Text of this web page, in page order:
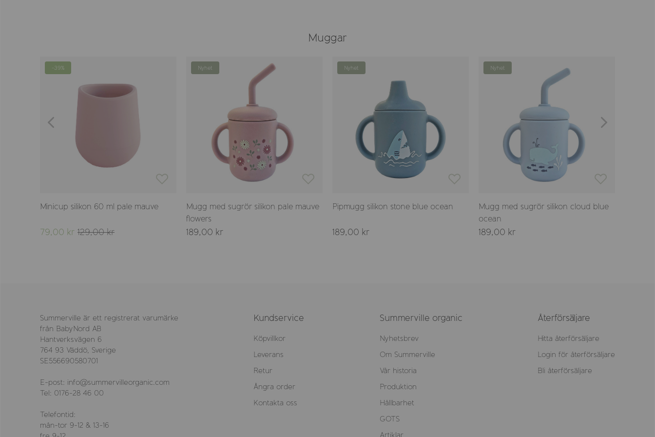
Muggar
-39%
Minicup silikon 60 ml pale mauve
79,00 kr 129,00 kr
Nyhet
Mugg med sugrör silikon pale mauve
flowers
189,00 kr
Nyhet
Pipmugg silikon stone blue ocean
189,00 kr
Nyhet
Mugg med sugrör silikon cloud blue
ocean
189,00 kr
Summerville är ett registrerat varumärke
från BabyNord AB
Hantverksvägen 6
764 93 Väddö, Sverige
SE556690580701
E-post: info@summervilleorganic.com
Tel: 0176-28 46 00
Telefontid:
mån-tor 9-12 & 13-16
Kundservice
Köpvillkor
Leverans
Retur
Ångra order
Kontakta oss
Summerville organic
Nyhetsbrev
Om Summerville
Vår historia
Produktion
Hållbarhet
GOTS
Artiklar
Återförsäljare
Hitta återförsäljare
Login för återförsäljare
Bli återförsäljare